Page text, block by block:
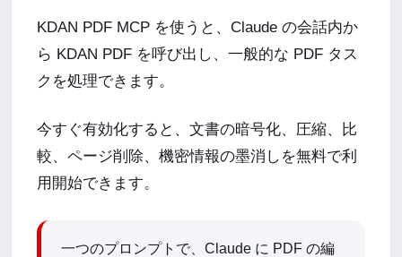
KDAN PDF MCP を使うと、Claude の会話内か
ら KDAN PDF を呼び出し、一般的な PDF タス
クを処理できます。
今すぐ有効化すると、文書の暗号化、圧縮、比
較、ページ削除、機密情報の墨消しを無料で利
用開始できます。
一つのプロンプトで、Claude に PDF の編